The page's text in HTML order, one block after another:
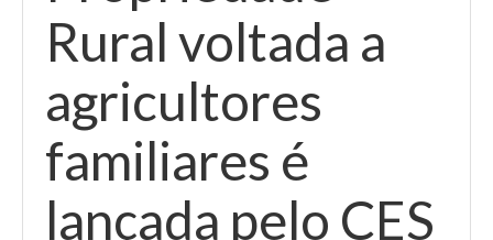
Rural voltada a
agricultores
familiares é
lançada pelo CES